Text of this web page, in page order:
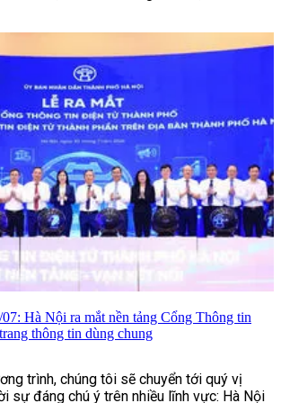
Hà Nội ra mắt nền tảng Cổng Thông tin
thông tin dùng chung
trình, chúng tôi sẽ chuyển tới quý vị
sự đáng chú ý trên nhiều lĩnh vực: Hà Nội